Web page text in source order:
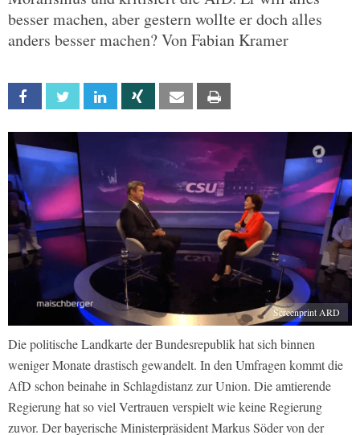
besser machen, aber gestern wollte er doch alles
anders besser machen? Von Fabian Kramer
Facebook Twitter Linkedin Xing Email
Screenprint ARD
Die politische Landkarte der Bundesrepublik hat sich binnen
weniger Monate drastisch gewandelt. In den Umfragen kommt die
AfD schon beinahe in Schlagdistanz zur Union. Die amtierende
Regierung hat so viel Vertrauen verspielt wie keine Regierung
zuvor. Der bayerische Ministerpräsident Markus Söder von der